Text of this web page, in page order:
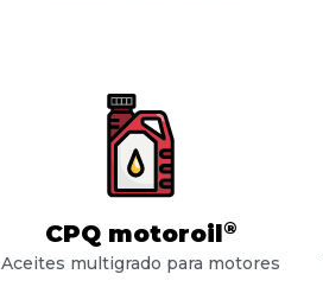
CPQ motoroil®
Aceites multigrado para motores